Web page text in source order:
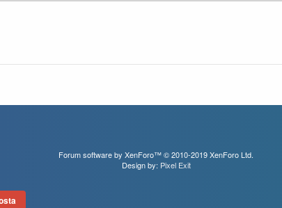
Forum software by XenForo™© 2010-2019 XenForo Ltd.
Design by: Pixel Exit